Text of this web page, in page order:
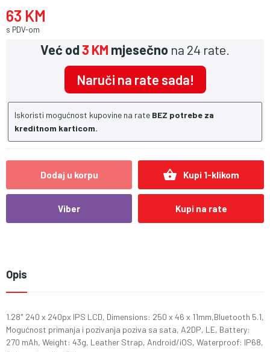
63 KM
s PDV-om
Već od3 KM mjesečno na 24 rate.
Naruči na rate sada!
Iskoristi mogućnost kupovine na rate BEZ potrebe za
kreditnom karticom.
Dodaj u korpu shopping_basket Kupi 1-klikom
Viber Kupi na rate
Opis
1.28" 240 x 240px IPS LCD, Dimensions: 250 x 46 x 11mm,Bluetooth 5.1,
Mogućnost primanja i pozivanja poziva sa sata, A2DP, LE, Battery:
270 mAh, Weight: 43g, Leather Strap, Android/iOS, Waterproof: IP68,